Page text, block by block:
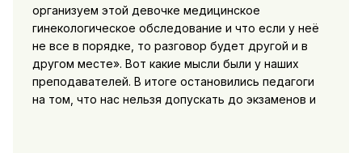
организуем этой девочке медицинское
гинекологическое обследование и что если у неё
не все в порядке, то разговор будет другой и в
другом месте». Вот какие мысли были у наших
преподавателей. В итоге остановились педагоги
на том, что нас нельзя допускать до экзаменов и